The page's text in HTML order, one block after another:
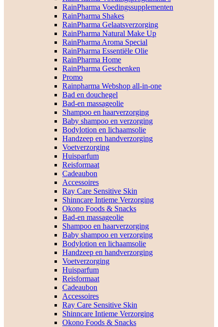
RainPharma Voedingssupplementen
RainPharma Shakes
RainPharma Gelaatsverzorging
RainPharma Natural Make Up
RainPharma Aroma Special
RainPharma Essentiële Olie
RainPharma Home
RainPharma Geschenken
Promo
Rainpharma Webshop all-in-one
Bad en douchegel
Bad-en massageolie
Shampoo en haarverzorging
Baby shampoo en verzorging
Bodylotion en lichaamsolie
Handzeep en handverzorging
Voetverzorging
Huisparfum
Reisformaat
Cadeaubon
Accessoires
Ray Care Sensitive Skin
Shinncare Intieme Verzorging
Okono Foods & Snacks
Bad-en massageolie
Shampoo en haarverzorging
Baby shampoo en verzorging
Bodylotion en lichaamsolie
Handzeep en handverzorging
Voetverzorging
Huisparfum
Reisformaat
Cadeaubon
Accessoires
Ray Care Sensitive Skin
Shinncare Intieme Verzorging
Okono Foods & Snacks